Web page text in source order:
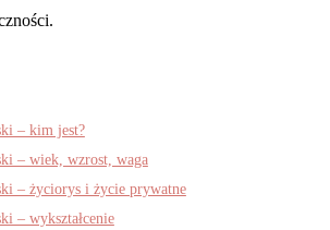
– kim jest?
– wiek, wzrost, waga
– życiorys i życie prywatne
– wykształcenie